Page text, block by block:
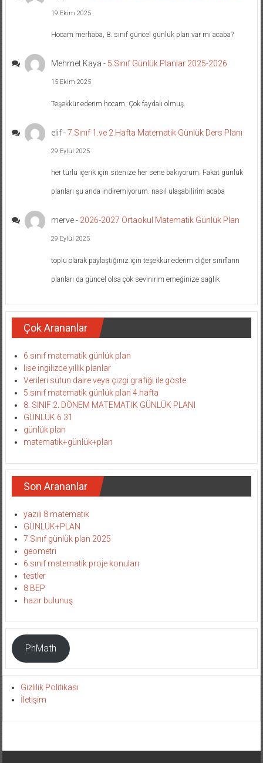
19 Ekim 2025
Hocam merhaba, 8. sınıf güncel günlük plan var mı acaba?
Mehmet Kaya - 5.Sınıf Günlük Planlar 2025-2026
15 Ekim 2025
Teşekkür ederim hocam. Çok faydalı olmuş.
elif-7.Sınıf 1.ve 2.Hafta Matematik Günlük Ders Planı
29 Eylül 2025
her türlü içerik için sitenize her sene bakıyorum. Fakat günlük
planları şu anda indiremiyorum. nasıl ulaşabilirim acaba
merve- 2026-2027 Ortaokul Matematik Günlük Plan
29 Eylül 2025
toplu olarak paylaştığınız için teşekkür ederim diğer sınıfların
planları da güncel olsa çok sevinirim emeğinize sağlık
Çok Arananlar
6.sınıf matematik günlük plan
lise ingilizce yıllık planlar
Verileri sütun daire veya çizgi grafiği ile göste
5.sınıf matematik günlük plan 4.hafta
8. SINIF 2. DÖNEM MATEMATİK GÜNLÜK PLANI
GÜNLÜK 6 31
günlük plan
matematik+günlük+plan
Son Arananlar
yazılı 8 matematik
GÜNLÜK+PLAN
7.Sınıf günlük plan 2025
geometri
6.sınıf matematik proje konuları
testler
8 BEP
hazır bulunuş
PhMath
Gizlilik Politikası
İletişim